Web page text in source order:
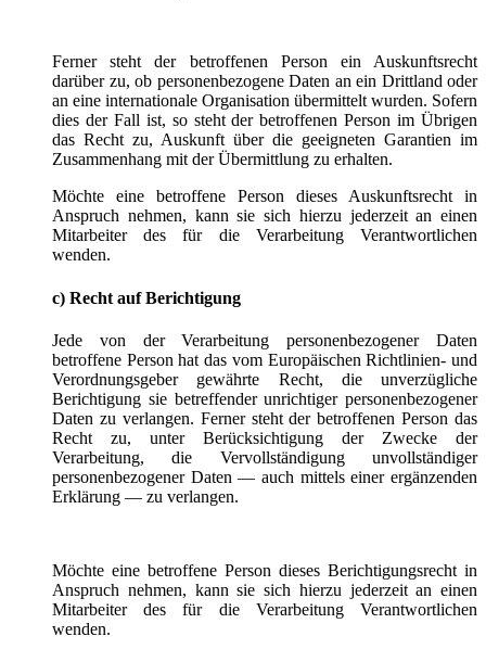
Ferner steht der betroffenen Person ein Auskunftsrecht
darüber zu, ob personenbezogene Daten an ein Drittland oder
an eine internationale Organisation übermittelt wurden. Sofern
dies der Fall ist, so steht der betroffenen Person im Übrigen
das Recht zu, Auskunft über die geeigneten Garantien im
Zusammenhang mit der Übermittlung zu erhalten.
Möchte eine betroffene Person dieses Auskunftsrecht in
Anspruch nehmen, kann sie sich hierzu jederzeit an einen
Mitarbeiter des für die Verarbeitung Verantwortlichen
wenden.
c) Recht auf Berichtigung
Jede von der Verarbeitung personenbezogener Daten
betroffene Person hat das vom Europäischen Richtlinien- und
Verordnungsgeber gewährte Recht, die unverzügliche
Berichtigung sie betreffender unrichtiger personenbezogener
Daten zu verlangen. Ferner steht der betroffenen Person das
Recht zu, unter Berücksichtigung der Zwecke der
Verarbeitung, die Vervollständigung unvollständiger
personenbezogener Daten — auch mittels einer ergänzenden
Erklärung — zu verlangen.
Möchte eine betroffene Person dieses Berichtigungsrecht in
Anspruch nehmen, kann sie sich hierzu jederzeit an einen
Mitarbeiter des für die Verarbeitung Verantwortlichen
wenden.